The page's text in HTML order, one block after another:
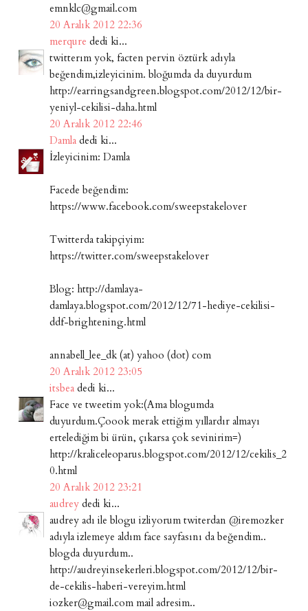
emnklc@gmail.com
20 Aralık 2012 22:36
merqure dedi ki...
twitterım yok, facten pervin öztürk adıyla
beğendim,izleyicinim. bloğumda da duyurdum
http://earringsandgreen.blogspot.com/2012/12/bir-
yeniyl-cekilisi-daha.html
20 Aralık 2012 22:46
Damladedi ki...
İzleyicinim: Damla
Facede beğendim:
https://www.facebook.com/sweepstakelover
Twitterda takipçiyim:
https://twitter.com/sweepstakelover
Blog: http://damlaya-
damlaya.blogspot.com/2012/12/71-hediye-cekilisi-
ddf-brightening.html
annabell_lee_dk (at) yahoo (dot) com
20 Aralık 2012 23:05
itsbeadedi ki...
Face ve tweetim yok:(Ama blogumda
duyurdum.Çoook merak ettiğim yıllardır almayı
ertelediğim bi ürün, çıkarsa çok sevinirim=)
http://kraliceleoparus.blogspot.com/2012/12/cekilis_2
0.html
20 Aralık 2012 23:21
audreydedi ki...
audrey adı ile blogu izliyorum twiterdan @iremozker
adıyla izlemeye aldım face sayfasını da beğendim..
blogda duyurdum..
http://audreyinsekerleri.blogspot.com/2012/12/bir-
de-cekilis-haberi-vereyim.html
iozker@gmail.com mail adresim..